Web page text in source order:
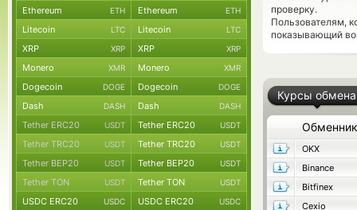
проверку.
Пользователям,
показывающий
Курсы обмена
Обменник
OKX
Binance
Bitfinex
Cexio
Ethereum ETH Ethereum ETH
Litecoin LTC Litecoin LTC
XRP XRP XRP XRP
Monero XMR Monero XMR
Dogecoin DOGE Dogecoin DOGE
Dash DASH Dash DASH
Tether ERC20 USDT Tether ERC20 USDT
Tether TRC20 USDT Tether TRC20 USDT
Tether BEP20 USDT Tether BEP20 USDT
Tether TON USDT Tether TON USDT
USDC ERC20 USDC USDC ERC20 USDC